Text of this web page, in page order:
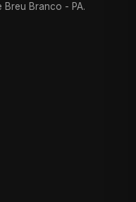
Breu Branco - PA.